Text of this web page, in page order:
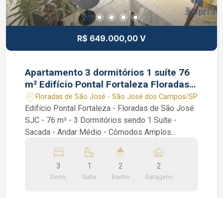
R$ 649.000,00 V
Apartamento 3 dormitórios 1 suíte 76
m² Edifício Pontal Fortaleza Floradas
de São José SJC SP 2 vagas
Floradas de São José - São José dos Campos/SP
Edifício Pontal Fortaleza - Floradas de São José
SJC - 76 m² - 3 Dormitórios sendo 1 Suíte -
Sacada - Andar Médio - Cômodos Amplos
próximo ao Vale Sul Shopping, com 3 quartos
sendo 1 suíte, Sala 2 ambientes, Sacada,
Banheiro Social, Cozinha Planejada, Área de
3
Dorm.
1
Suite
2
Banho
2
Garagens